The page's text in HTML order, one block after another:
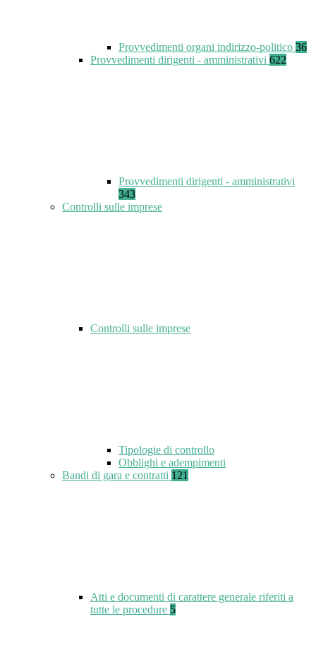
Provvedimenti organi indirizzo-politico 36
Provvedimenti dirigenti - amministrativi 622
Provvedimenti dirigenti - amministrativi
343
Controlli sulle imprese
Controlli sulle imprese
Tipologie di controllo
Obblighi e adempimenti
Bandi di gara e contratti 121
Atti e documenti di carattere generale riferiti a
tutte le procedure 5